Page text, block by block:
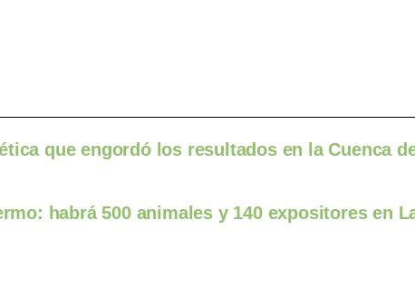
que engordó los resultados en la Cuenca
habrá 500 animales y 140 expositores en